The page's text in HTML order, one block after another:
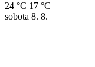
24 °C 17 °C
sobota 8. 8.